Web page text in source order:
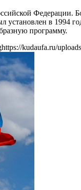
в 1994
программу.
https://kudaufa.ru/